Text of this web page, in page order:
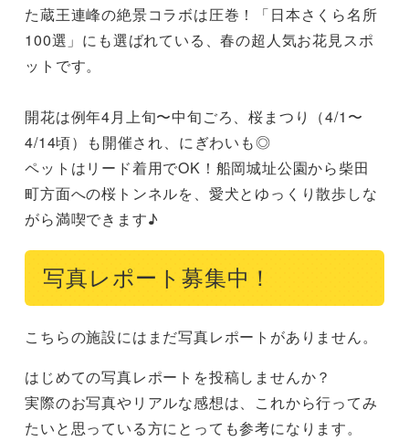
た蔵王連峰の絶景コラボは圧巻！「日本さくら名所
100選」にも選ばれている、春の超人気お花見スポ
ットです。
開花は例年4月上旬〜中旬ごろ、桜まつり（4/1〜
4/14頃）も開催され、にぎわいも◎
ペットはリード着用でOK！船岡城址公園から柴田
町方面への桜トンネルを、愛犬とゆっくり散歩しな
がら満喫できます♪
写真レポート募集中！
こちらの施設にはまだ写真レポートがありません。
はじめての写真レポートを投稿しませんか？
実際のお写真やリアルな感想は、これから行ってみ
たいと思っている方にとっても参考になります。